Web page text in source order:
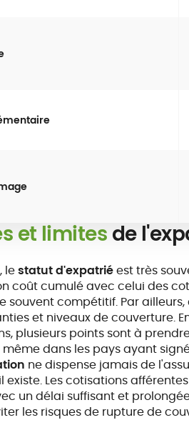
et limites de
lestatut d'expatriéest très
coût cumulé avec celui des
souvent compétitif. Par
et niveaux de couverture.
plusieurs points sont à
dans les pays ayant
ne dispense jamais de
existe. Les cotisations
un délai suffisant et
les risques de rupture de